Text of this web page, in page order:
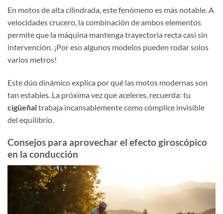
En motos de alta cilindrada, este fenómeno es más notable. A
velocidades crucero, la combinación de ambos elementos
permite que la máquina mantenga trayectoria recta casi sin
intervención. ¡Por eso algunos modelos pueden rodar solos
varios metros!
Este dúo dinámico explica por qué las motos modernas son
tan estables. La próxima vez que aceleres, recuerda: tu
cigüeñaltrabaja incansablemente como cómplice invisible
del equilibrio.
Consejos para aprovechar el efecto giroscópico
en la conducción